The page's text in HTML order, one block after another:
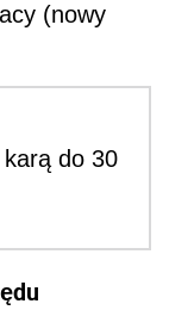
(nowy
do 30